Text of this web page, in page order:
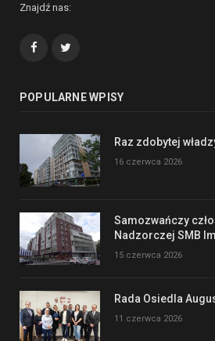
Znajdź nas:
Facebook
POPULARNE WPISY
Raz zdobytej
16 czerwca 2026
Samozwańczy
Nadzorczej SMB
15 czerwca 2026
Rada Osiedla
11 czerwca 2026